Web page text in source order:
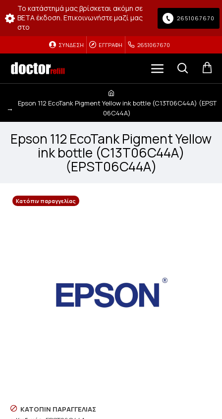
Το κατάστημά μας βρίσκεται ακόμη σε
BETA έκδοση. Επικοινωνήστε μαζί μας
στο
2651067670
ΣΎΝΔΕΣΗ ΕΓΓΡΑΦΉ 2651067670
Epson 112 EcoTank Pigment Yellow ink bottle (C13T06C44A) (EPST
06C44A)
Epson 112 EcoTank Pigment Yellow
ink bottle (C13T06C44A)
(EPST06C44A)
Κατόπιν παραγγελίας
ΚΑΤΌΠΙΝ ΠΑΡΑΓΓΕΛΊΑΣ